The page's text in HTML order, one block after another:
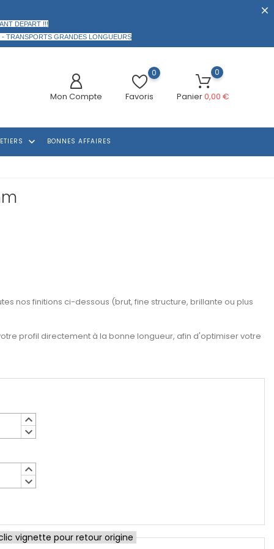
DEPART !!!
- TRANSPORTS GRANDES LONGUEURS
Mon Compte
0
Favoris
0
Panier0,00 €
keyboard_arrow_down BONNES AFFAIRES
nos finitions ci-dessous (brut, fine structure, brillante ou plus
profil directement à la bonne longueur, afin d'optimiser votre
keyboard_arrow_up
keyboard_arrow_down
keyboard_arrow_up
keyboard_arrow_down
vignette pour retour origine